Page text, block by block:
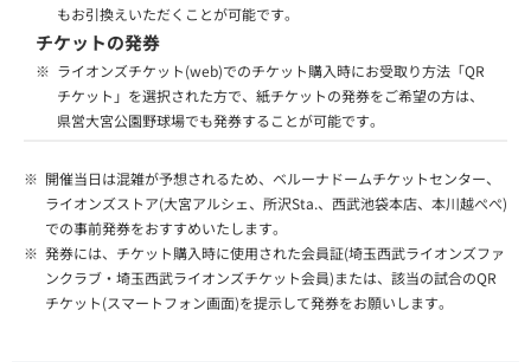
もお引換えいただくことが可能です。
チケットの発券
※ ライオンズチケット(web)でのチケット購入時にお受取り方法「QR
チケット」を選択された方で、紙チケットの発券をご希望の方は、
県営大宮公園野球場でも発券することが可能です。
※ 開催当日は混雑が予想されるため、ベルーナドームチケットセンター、
ライオンズストア(大宮アルシェ、所沢Sta.、西武池袋本店、本川越ぺぺ)
での事前発券をおすすめいたします。
※ 発券には、チケット購入時に使用された会員証(埼玉西武ライオンズファ
ンクラブ・埼玉西武ライオンズチケット会員)または、該当の試合のQR
チケット(スマートフォン画面)を提示して発券をお願いします。